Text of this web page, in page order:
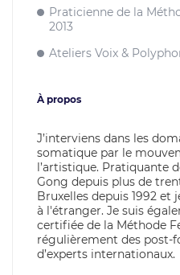
Praticienne de la
2013
Ateliers Voix &
À propos
J’interviens dans les
somatique par le
l’artistique. Pratiquante
Gong depuis plus de
Bruxelles depuis 1992 et
à l'étranger. Je suis
certifiée de la Méthode
régulièrement des post-
d’experts internationaux.